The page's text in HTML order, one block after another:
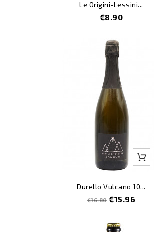
Le Origini-Lessini...
Price
€8.90
Durello Vulcano 10...
Regular
€16.80 Price
€15.96